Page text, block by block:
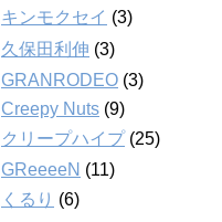
キンモクセイ (3)
久保田利伸 (3)
GRANRODEO (3)
Creepy Nuts (9)
クリープハイプ(25)
GReeeeN (11)
くるり (6)